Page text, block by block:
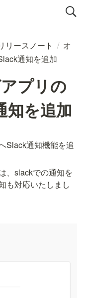
リースノート / オ
通知を追加
プリの
知を追加
Slack通知機能を追
、slackでの通知を
も対応いたしまし